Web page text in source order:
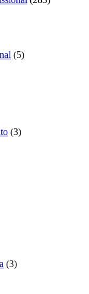
(5)
(3)
(3)